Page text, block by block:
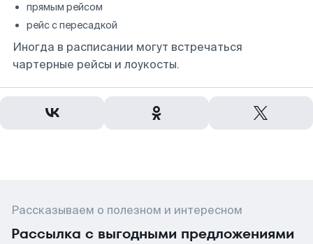
прямым рейсом
рейс с пересадкой
Иногда в расписании могут встречаться
чартерные рейсы и лоукосты.
Рассказываем о полезном и интересном
Рассылка с выгодными предложениями